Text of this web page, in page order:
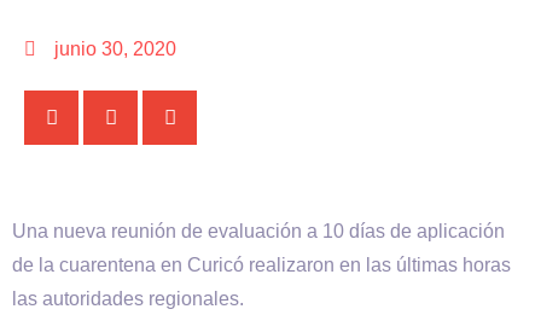
junio 30, 2020
Una nueva reunión de evaluación a 10 días de aplicación
de la cuarentena en Curicó realizaron en las últimas horas
las autoridades regionales.